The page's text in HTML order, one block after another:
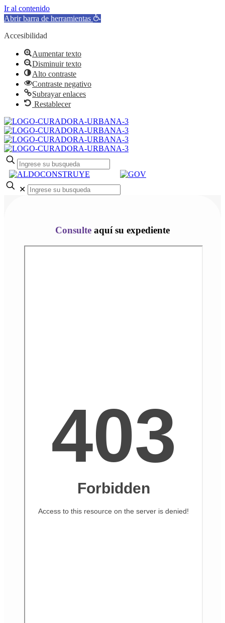
Ir al contenido
Abrir barra de herramientas
Accesibilidad
Aumentar texto
Disminuir texto
Alto contraste
Contraste negativo
Subrayar enlaces
Restablecer
✕
Consulte aquí su expediente